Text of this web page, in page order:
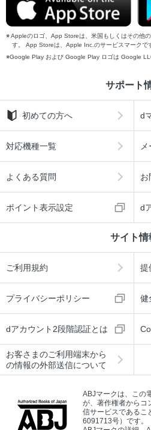
Appleのロゴ、App Storeは、米国もしくはその他
す。 App Storeは、Apple Inc.のサービスマークで
Google Play および Google Play ロゴは Google
サポート
初めての方へ d
対応機種一覧
よくある質問 お
ポイント表示設定 d
サイト情
ご利用規約 提
プライバシーポリシー 健
dアカウント2段階認証とは
お客さまのご利用端末から
の情報の外部送信について
ABJマークは、この
が、著作権者からコ
信サービスであるこ
6091713号）です。